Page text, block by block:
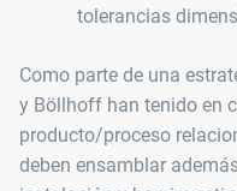
tolerancias
Como parte de una
y Böllhoff han tenido en
producto/proceso
deben ensamblar